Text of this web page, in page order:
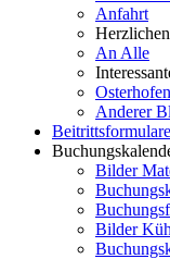
Anfahrt
An Alle
Anderer
Beitrittsformulare
Bilder
Bilder